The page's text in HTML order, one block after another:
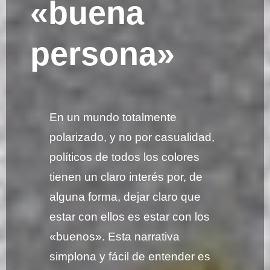
«buena
persona»
En un mundo totalmente
polarizado, y no por casualidad,
políticos de todos los colores
tienen un claro interés por, de
alguna forma, dejar claro que
estar con ellos es estar con los
«buenos». Esta narrativa
simplona y fácil de entender es